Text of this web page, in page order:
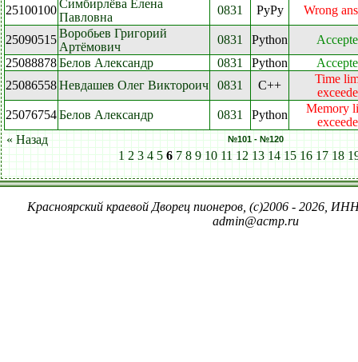
25100100Симбирлёва Елена
Павловна
0831 PyPy Wrong
25090515Воробьев Григорий
Артёмович
0831 Python
25088878Белов Александр 0831 Python
25086558Невдашев Олег Виктороич 0831 C++
Time
25076754Белов Александр 0831 Python
Memory
« Назад
№101 - №120
1 2 3 4 5 6 7 8 9 10 11 12 13 14 15 16 17 18
Красноярский краевой Дворец пионеров, (c)2006 - 2026,
admin@acmp.ru